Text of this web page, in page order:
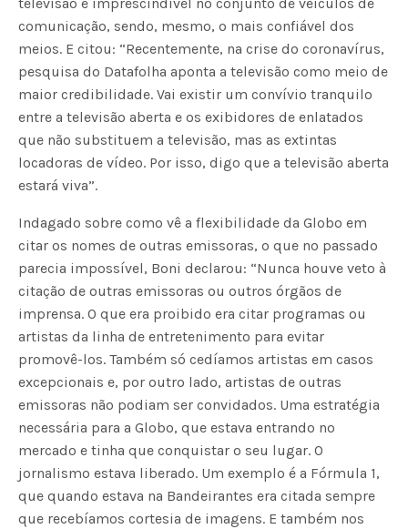
televisão é imprescindível no conjunto de veículos de
comunicação, sendo, mesmo, o mais confiável dos
meios. E citou: “Recentemente, na crise do coronavírus,
pesquisa do Datafolha aponta a televisão como meio de
maior credibilidade. Vai existir um convívio tranquilo
entre a televisão aberta e os exibidores de enlatados
que não substituem a televisão, mas as extintas
locadoras de vídeo. Por isso, digo que a televisão aberta
estará viva”.
Indagado sobre como vê a flexibilidade da Globo em
citar os nomes de outras emissoras, o que no passado
parecia impossível, Boni declarou: “Nunca houve veto à
citação de outras emissoras ou outros órgãos de
imprensa. O que era proibido era citar programas ou
artistas da linha de entretenimento para evitar
promovê-los. Também só cedíamos artistas em casos
excepcionais e, por outro lado, artistas de outras
emissoras não podiam ser convidados. Uma estratégia
necessária para a Globo, que estava entrando no
mercado e tinha que conquistar o seu lugar. O
jornalismo estava liberado. Um exemplo é a Fórmula 1,
que quando estava na Bandeirantes era citada sempre
que recebíamos cortesia de imagens. E também nos